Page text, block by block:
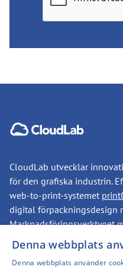
CloudLab utvecklar
för den grafiska industrin.
web-to-print-systemet
digital förpackningsdesign
Marknadsföringsverktyget
varumärkeshantering. Allt
skalbart - och från en enda
Denna webbplats
Denna webbplats använder